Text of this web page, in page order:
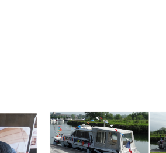
Branding
ARMCHAIR